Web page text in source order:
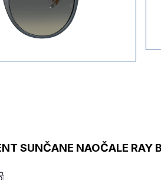
SUNČANE NAOČALE RAY